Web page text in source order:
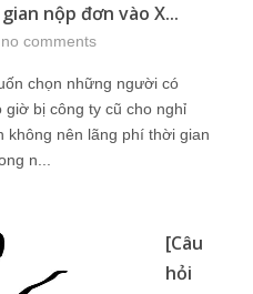
nộp đơn vào X...
no comments
chọn những người có
bị công ty cũ cho nghỉ
không nên lãng phí thời gian
n...
[Câu
hỏi